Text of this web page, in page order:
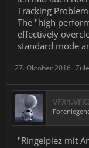
Tracking
The "high
effectively
standard mode
27. Oktober 2016
"Ringelpiez mit